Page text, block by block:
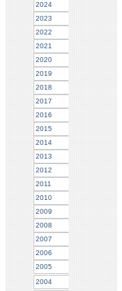
2024
2023
2022
2021
2020
2019
2018
2017
2016
2015
2014
2013
2012
2011
2010
2009
2008
2007
2006
2005
2004